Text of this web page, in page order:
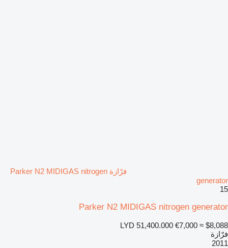
فرّازة Parker N2 MIDIGAS nitrogen
generator
15
Parker N2 MIDIGAS nitrogen generator
LYD 51,400.000 €7,000 ≈ $8,088
فرّازة
2011